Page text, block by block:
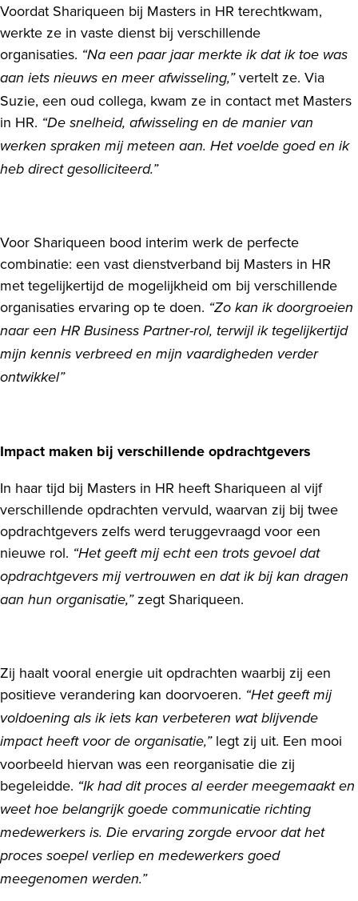
Voordat Shariqueen bij Masters in HR terechtkwam,
werkte ze in vaste dienst bij verschillende
organisaties. “Na een paar jaar merkte ik dat ik toe was
aan iets nieuws en meer afwisseling,” vertelt ze. Via
Suzie, een oud collega, kwam ze in contact met Masters
in HR. “De snelheid, afwisseling en de manier van
werken spraken mij meteen aan. Het voelde goed en ik
heb direct gesolliciteerd.”
Voor Shariqueen bood interim werk de perfecte
combinatie: een vast dienstverband bij Masters in HR
met tegelijkertijd de mogelijkheid om bij verschillende
organisaties ervaring op te doen. “Zo kan ik doorgroeien
naar een HR Business Partner-rol, terwijl ik tegelijkertijd
mijn kennis verbreed en mijn vaardigheden verder
ontwikkel”
Impact maken bij verschillende opdrachtgevers
In haar tijd bij Masters in HR heeft Shariqueen al vijf
verschillende opdrachten vervuld, waarvan zij bij twee
opdrachtgevers zelfs werd teruggevraagd voor een
nieuwe rol. “Het geeft mij echt een trots gevoel dat
opdrachtgevers mij vertrouwen en dat ik bij kan dragen
aan hun organisatie,” zegt Shariqueen.
Zij haalt vooral energie uit opdrachten waarbij zij een
positieve verandering kan doorvoeren. “Het geeft mij
voldoening als ik iets kan verbeteren wat blijvende
impact heeft voor de organisatie,” legt zij uit. Een mooi
voorbeeld hiervan was een reorganisatie die zij
begeleidde. “Ik had dit proces al eerder meegemaakt en
weet hoe belangrijk goede communicatie richting
medewerkers is. Die ervaring zorgde ervoor dat het
proces soepel verliep en medewerkers goed
meegenomen werden.”